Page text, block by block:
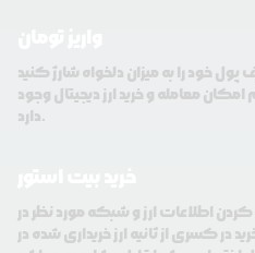
تومان هم امکان معامله و خرید ارز دیجیتال وجود
دارد.
کردن اطلاعات ارز و شبکه مورد نظر در
در کسری از ثانیه ارز خریداری شده در